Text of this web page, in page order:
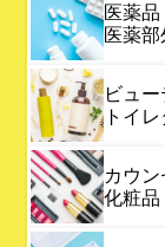
医薬品
医薬部
ビュー
トイ
カウ
化粧品